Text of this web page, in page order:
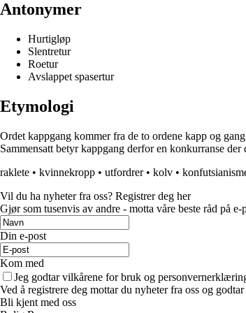
Antonymer
Hurtigløp
Slentretur
Roetur
Avslappet spasertur
Etymologi
Ordet kappgang kommer fra de to ordene kapp og
Sammensatt betyr kappgang derfor en konkurranse
raklete • kvinnekropp • utfordrer• kolv •
Vil du ha nyheter fra oss? Registrer deg her
Gjør som tusenvis av andre - motta våre beste råd på e-
Din e-post
Kom med
Jeg godtar vilkårene for bruk og
Ved å registrere deg mottar du nyheter fra oss og
Bli kjent med oss